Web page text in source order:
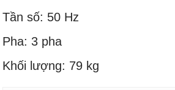
Tần số: 50 Hz
Pha: 3 pha
Khối lượng: 79 kg